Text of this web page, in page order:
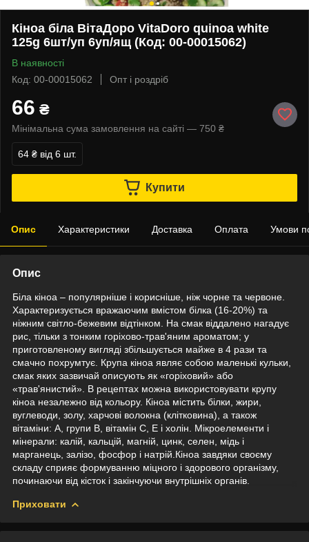
Кіноа біла ВітаДоро VitaDoro quinoa white
125g 6шт/уп 6уп/ящ (Код: 00-00015062)
В наявності
Код: 00-00015062
Опт і роздріб
66 ₴
Мінімальна сума замовлення на сайті — 750 ₴
64 ₴ від 6 шт.
Купити
Опис Характеристики Доставка Оплата Умови
Опис
Біла кіноа – популярніше і корисніше, ніж чорне та червоне.
Характеризується вражаючим вмістом білка (16-20%) та
ніжним світло-бежевим відтінком. На смак віддалено нагадує
рис, тільки з тонким горіхово-трав'яним ароматом; у
приготовленому вигляді збільшується майже в 4 рази та
смачно похрумтує. Крупа кіноа являє собою маленькі кульки,
смак яких зазвичай описують як «горіховий» або
«трав'янистий». В рецептах можна використовувати крупу
кіноа незалежно від кольору. Кіноа містить білки, жири,
вуглеводи, золу, харчові волокна (клітковина), а також
вітаміни: А, групи В, вітамін С, Е і холін. Мікроелементи і
мінерали: калій, кальцій, магній, цинк, селен, мідь і
марганець, залізо, фосфор і натрій.Кіноа завдяки своєму
складу сприяє формуванню міцного і здорового організму,
починаючи від кісток і закінчуючи внутрішніх органів.
Приховати